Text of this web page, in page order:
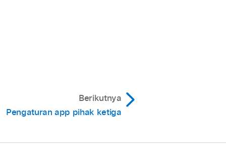
Berikutnya
Pengaturan app pihak ketiga